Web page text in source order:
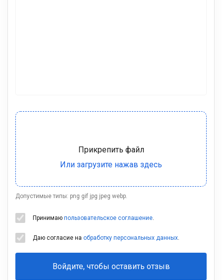
Допустимые типы: png gif jpg jpeg webp.
Принимаю пользовательское соглашение.
Даю согласие на обработку персональных данных.
Войдите, чтобы оставить отзыв